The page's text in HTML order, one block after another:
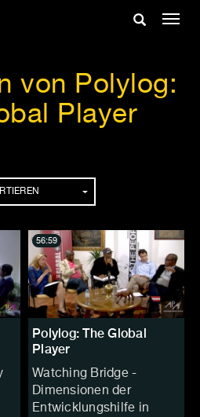
Suche
von Polylog:
Player
Polylog: The Global
Player
Watching Bridge -
Dimensionen der
Entwicklungshilfe in
56:59